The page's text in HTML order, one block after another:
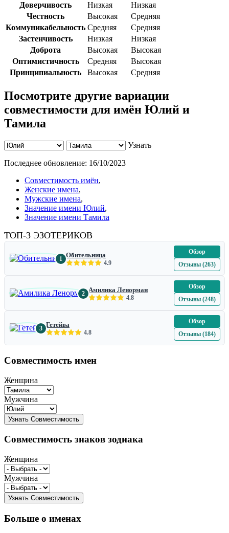
Доверчивость Низкая
Низкая
Честность
Высокая
Средняя
Коммуникабельность Средняя
Средняя
Застенчивость
Низкая
Низкая
Доброта
Высокая
Высокая
Оптимистичность
Средняя
Высокая
Принципиальность
Высокая Средняя
Посмотрите другие вариации
совместимости для имён Юлий и
Тамила
Узнать
Последнее обновление: 16/10/2023
Совместимость имён,
Женские имена,
Мужские имена,
Значение имени Юлий,
Значение имени Тамила
ТОП-3 ЭЗОТЕРИКОВ
1 Обительница
4.9
Обзор
Отзывы (263)
2 Амилика Ленорман
4.8
Обзор
Отзывы (248)
3 Гетейва
4.8
Обзор
Отзывы (184)
Совместимость имен
Женщина
Мужчина
Совместимость знаков зодиака
Женщина
Мужчина
Больше о именах